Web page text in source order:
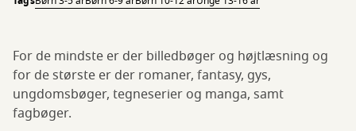
For de mindste er der billedbøger og højtlæsning og
for de største er der romaner, fantasy, gys,
ungdomsbøger, tegneserier og manga, samt
fagbøger.